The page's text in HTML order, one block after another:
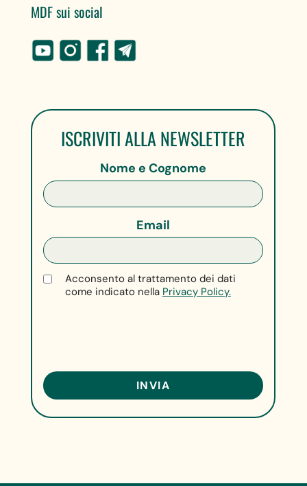
MDF sui social
ISCRIVITI ALLA NEWSLETTER
Nome e Cognome
Email
Acconsento al trattamento dei dati
come indicato nella Privacy Policy.